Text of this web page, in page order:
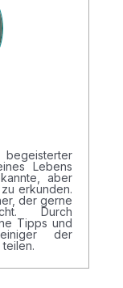
Lebens
aber
erkunden.
der gerne
Durch
Tipps und
der